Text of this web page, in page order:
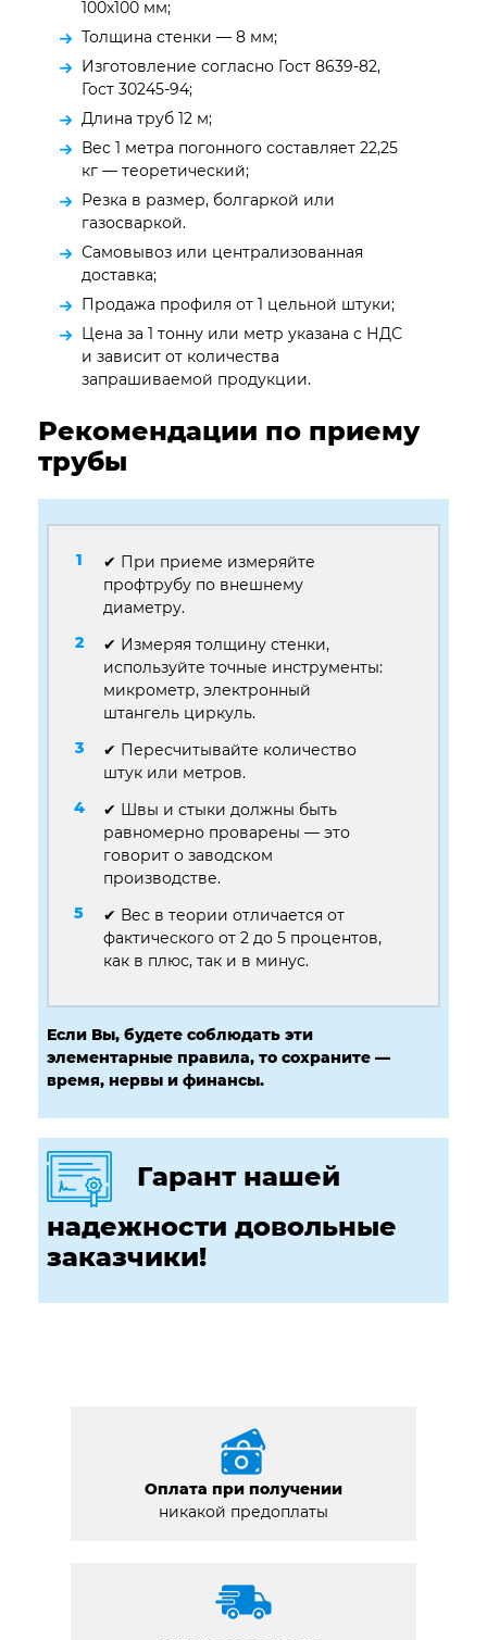
100х100 мм;
Толщина стенки — 8 мм;
Изготовление согласно Гост 8639-82,
Гост 30245-94;
Длина труб 12 м;
Вес 1 метра погонного составляет 22,25
кг — теоретический;
Резка в размер, болгаркой или
газосваркой.
Самовывоз или централизованная
доставка;
Продажа профиля от 1 цельной штуки;
Цена за 1 тонну или метр указана с НДС
и зависит от количества
запрашиваемой продукции.
Рекомендации по приему
трубы
✔ При приеме измеряйте
профтрубу по внешнему
диаметру.
✔ Измеряя толщину стенки,
используйте точные инструменты:
микрометр, электронный
штангель циркуль.
✔ Пересчитывайте количество
штук или метров.
✔ Швы и стыки должны быть
равномерно проварены — это
говорит о заводском
производстве.
✔ Вес в теории отличается от
фактического от 2 до 5 процентов,
как в плюс, так и в минус.
Если Вы, будете соблюдать эти
элементарные правила, то сохраните —
время, нервы и финансы.
Гарант нашей
надежности довольные
заказчики!
Оплата при получении
никакой предоплаты